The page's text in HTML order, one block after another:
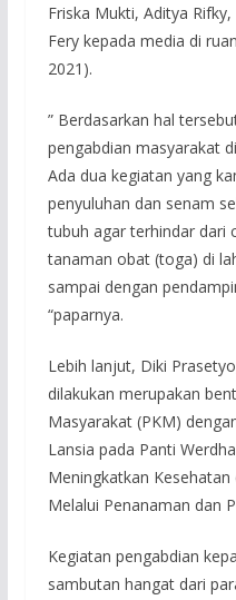
Friska Mukti, Aditya
Fery kepada media di
2021).
” Berdasarkan hal
pengabdian masyarakat
Ada dua kegiatan yang
penyuluhan dan senam
tubuh agar terhindar dari
tanaman obat (toga) di
sampai dengan
“paparnya.
Lebih lanjut, Diki
dilakukan merupakan
Masyarakat (PKM)
Lansia pada Panti
Meningkatkan
Melalui Penanaman dan
Kegiatan pengabdian
sambutan hangat dari